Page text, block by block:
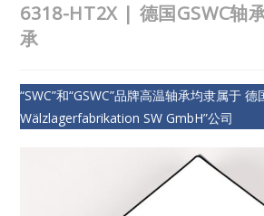
6318-HT2X | 德国GSWC轴
承
“SWC”和“GSWC”品牌高温轴承均隶属于 德
Wälzlagerfabrikation SW GmbH”公司